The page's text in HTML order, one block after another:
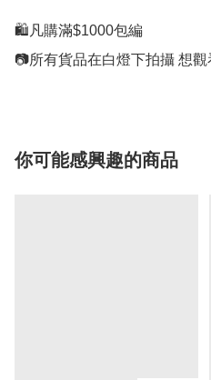
🛍凡購滿$1000包編
📷所有貨品在白燈下拍攝 想
你可能感興趣的商品